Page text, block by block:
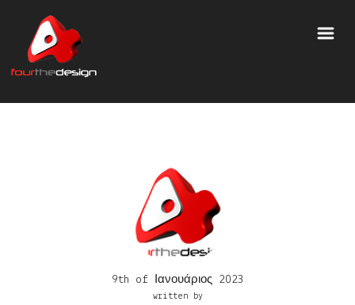
9th of Ιανουάριος 2023
written by